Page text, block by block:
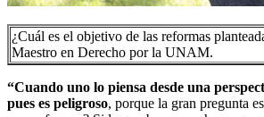
¿Cuál es el objetivo de las reformas
Maestro en Derecho por la UNAM.
“Cuando uno lo piensa desde una
pues es peligroso, porque la gran pregunta